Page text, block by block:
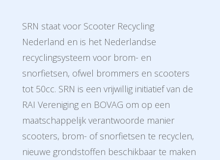
SRN staat voor Scooter Recycling
Nederland en is het Nederlandse
recyclingsysteem voor brom- en
snorfietsen, ofwel brommers en scooters
tot 50cc. SRN is een vrijwillig initiatief van de
RAI Vereniging en BOVAG om op een
maatschappelijk verantwoorde manier
scooters, brom- of snorfietsen te recyclen,
nieuwe grondstoffen beschikbaar te maken